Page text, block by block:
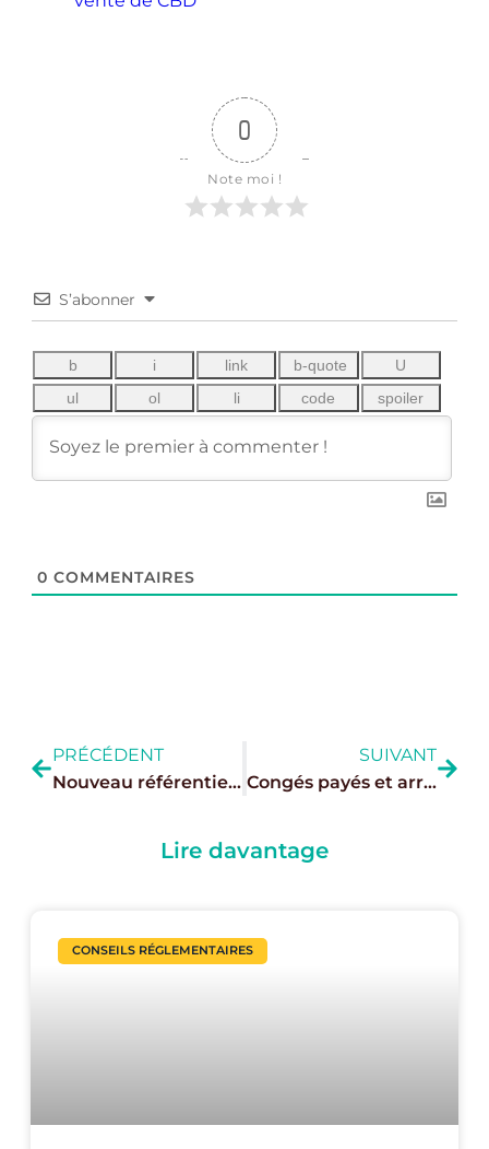
0
Note moi !
S’abonner
0 COMMENTAIRES
PRÉCÉDENT
Nouveau référentiel “Restaurants” : le label national anti-gaspillage alimentaire entre en vigueur
SUIVANT
Congés payés et arrêts maladie : de nouvelles règles
Lire davantage
CONSEILS RÉGLEMENTAIRES